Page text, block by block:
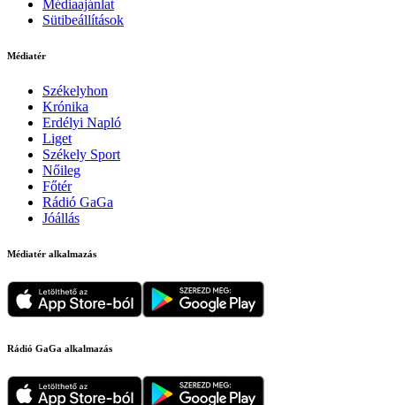
Médiaajánlat
Sütibeállítások
Médiatér
Székelyhon
Krónika
Erdélyi Napló
Liget
Székely Sport
Nőileg
Főtér
Rádió GaGa
Jóállás
Médiatér alkalmazás
Rádió GaGa alkalmazás